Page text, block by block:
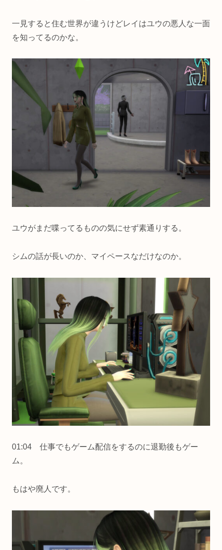
一見すると住む世界が違うけどレイはユウの悪人な一面
を知ってるのかな。
ユウがまだ喋ってるものの気にせず素通りする。
シムの話が長いのか、マイペースなだけなのか。
01:04 仕事でもゲーム配信をするのに退勤後もゲー
ム。
もはや廃人です。